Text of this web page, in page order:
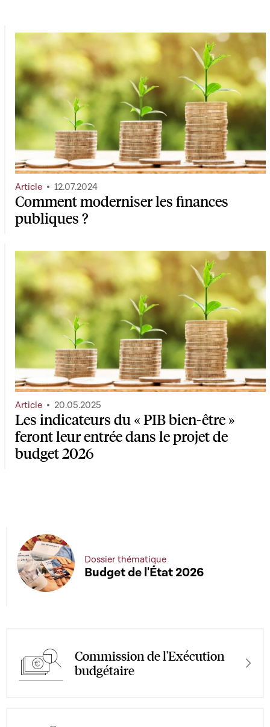
Comment moderniser les finances
publiques ?
Article 12.07.2024
Les indicateurs du « PIB bien-être »
feront leur entrée dans le projet de
budget 2026
Article 20.05.2025
Budget de l'État 2026
Dossier thématique
Commission de l'Exécution
budgétaire